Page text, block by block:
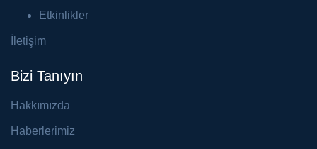
Etkinlikler
İletişim
Bizi Tanıyın
Hakkımızda
Haberlerimiz